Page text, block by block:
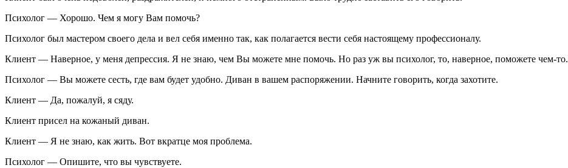
Психолог — Хорошо. Чем я могу Вам помочь?
Психолог был мастером своего дела и вел себя именно так, как полагается вести себя настоящему профессионалу.
Клиент — Наверное, у меня депрессия. Я не знаю, чем Вы можете мне помочь. Но раз уж вы психолог, то, наверное, поможете чем-то.
Психолог — Вы можете сесть, где вам будет удобно. Диван в вашем распоряжении. Начните говорить, когда захотите.
Клиент — Да, пожалуй, я сяду.
Клиент присел на кожаный диван.
Клиент — Я не знаю, как жить. Вот вкратце моя проблема.
Психолог — Опишите, что вы чувствуете.